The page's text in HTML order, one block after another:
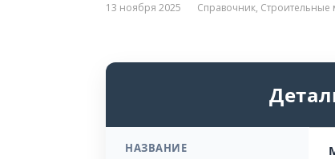
13 ноября 2025 Справочник, Строительные
НАЗВАНИЕ